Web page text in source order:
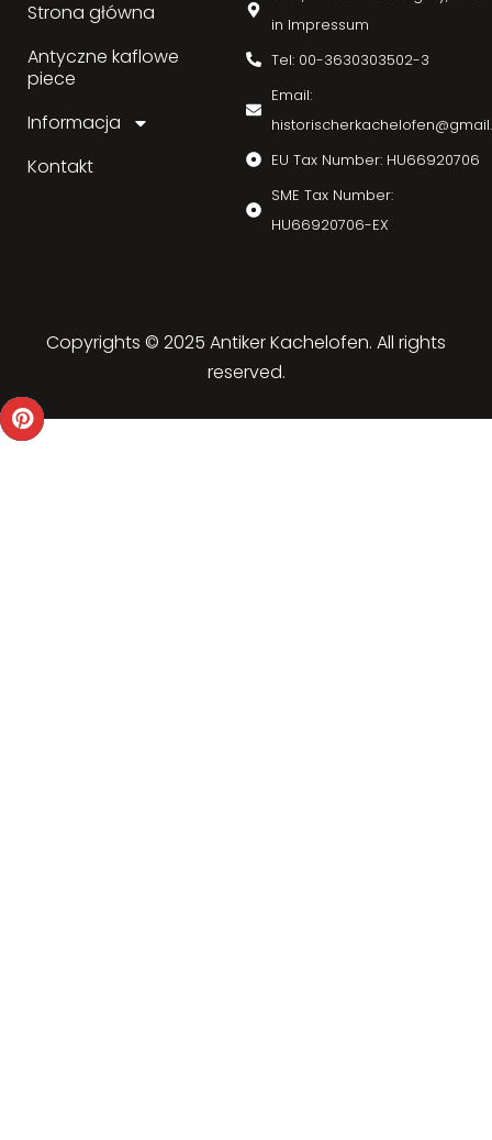
Strona główna
Antyczne kaflowe
piece
Informacja
Kontakt
in Impressum
Tel: 00-3630303502-3
Email:
EU Tax Number: HU66920706
SME Tax Number:
HU66920706-EX
Copyrights © 2025 Antiker Kachelofen. All rights
reserved.